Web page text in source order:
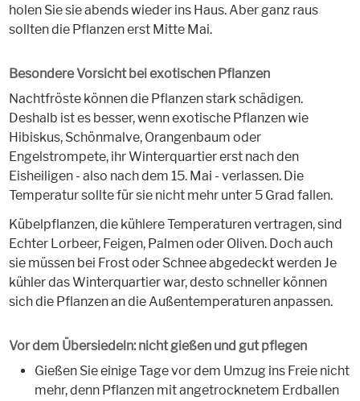
holen Sie sie abends wieder ins Haus. Aber ganz raus
sollten die Pflanzen erst Mitte Mai.
Besondere Vorsicht bei exotischen Pflanzen
Nachtfröste können die Pflanzen stark schädigen.
Deshalb ist es besser, wenn exotische Pflanzen wie
Hibiskus, Schönmalve, Orangenbaum oder
Engelstrompete, ihr Winterquartier erst nach den
Eisheiligen - also nach dem 15. Mai - verlassen. Die
Temperatur sollte für sie nicht mehr unter 5 Grad fallen.
Kübelpflanzen, die kühlere Temperaturen vertragen, sind
Echter Lorbeer, Feigen, Palmen oder Oliven. Doch auch
sie müssen bei Frost oder Schnee abgedeckt werden Je
kühler das Winterquartier war, desto schneller können
sich die Pflanzen an die Außentemperaturen anpassen.
Vor dem Übersiedeln: nicht gießen und gut pflegen
Gießen Sie einige Tage vor dem Umzug ins Freie nicht
mehr, denn Pflanzen mit angetrocknetem Erdballen